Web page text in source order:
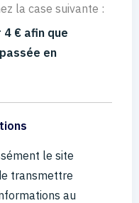
la case suivante :
€ afin que
en
le site
transmettre
au